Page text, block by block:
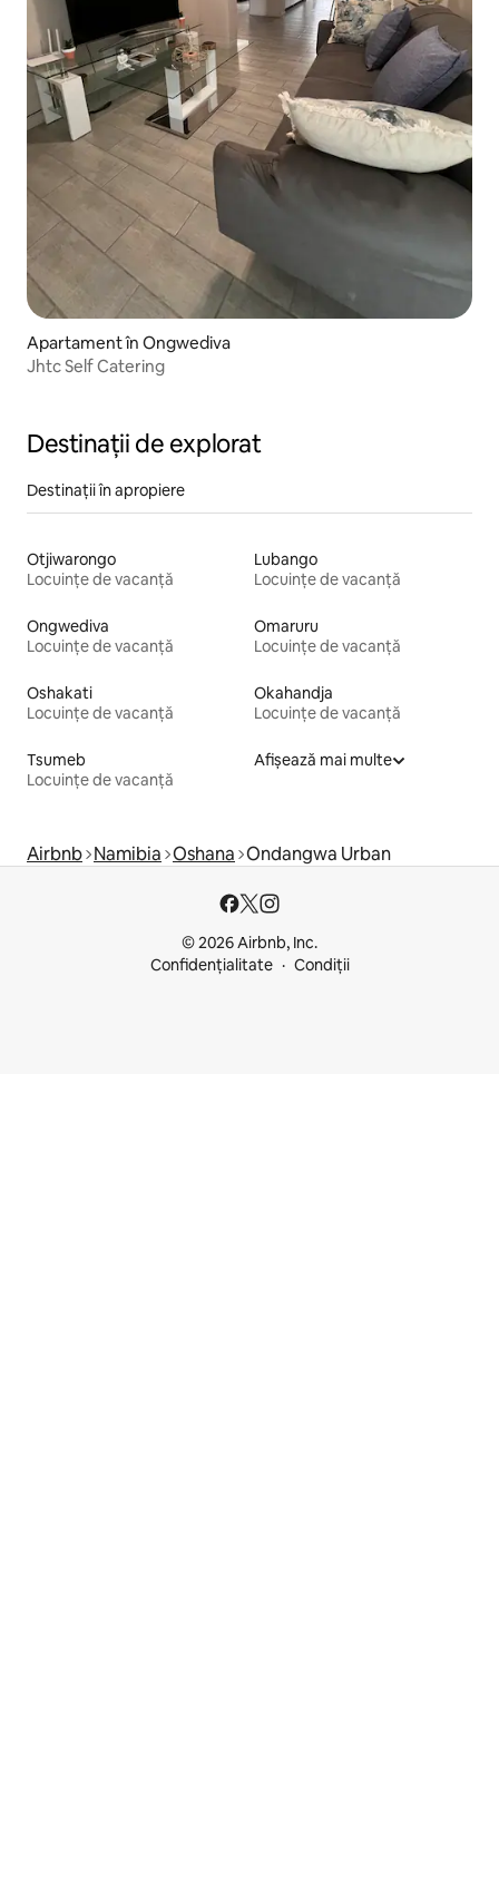
Apartament în Ongwediva
Jhtc Self Catering
Destinații de explorat
Destinații în apropiere
Otjiwarongo
Locuințe de vacanță
Lubango
Locuințe de vacanță
Ongwediva
Locuințe de vacanță
Omaruru
Locuințe de vacanță
Oshakati
Locuințe de vacanță
Okahandja
Locuințe de vacanță
Tsumeb
Locuințe de vacanță
Afișează mai multe
Airbnb Namibia Oshana Ondangwa Urban
© 2026 Airbnb, Inc.
Confidențialitate
Condiții